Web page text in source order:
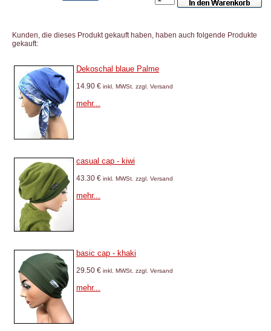
Kunden, die dieses Produkt gekauft haben, haben auch folgende Produkte
gekauft:
Dekoschal blaue Palme
14.90 € inkl. MWSt. zzgl. Versand
mehr...
casual cap - kiwi
43.30 € inkl. MWSt. zzgl. Versand
mehr...
basic cap - khaki
29.50 € inkl. MWSt. zzgl. Versand
mehr...